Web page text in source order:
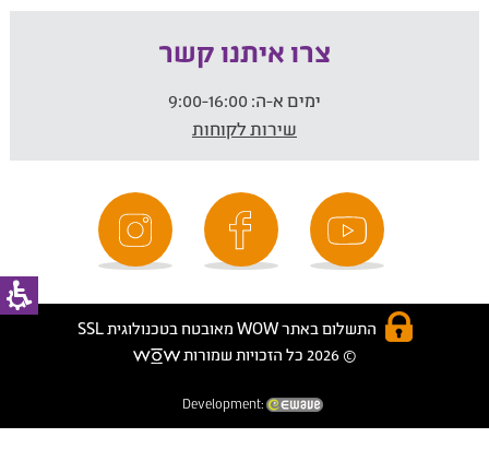
צרו איתנו קשר
ימים א-ה:
שירות לקוחות
התשלום באתר WOW מאובטח בטכנולוגית SSL
© 2026 כל הזכויות שמורות
Development: